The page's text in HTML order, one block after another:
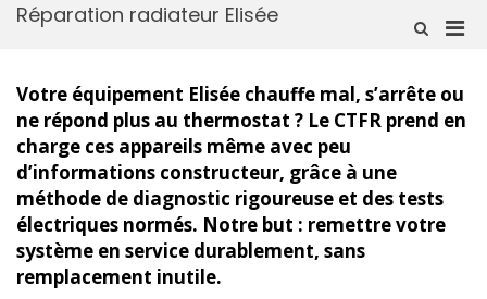
Afficher
de
recherche
Réparation radiateur Elisée
Votre équipement Elisée chauffe mal, s’arrête ou
ne répond plus au thermostat ? Le CTFR prend en
charge ces appareils même avec peu
d’informations constructeur, grâce à une
méthode de diagnostic rigoureuse et des tests
électriques normés. Notre but : remettre votre
système en service durablement, sans
remplacement inutile.